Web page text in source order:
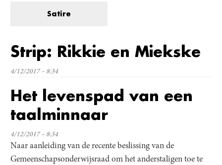
Satire
Strip: Rikkie en Miekske
4/12/2017 – 8:34
Het levenspad van een
taalminnaar
4/12/2017 – 8:34
Naar aanleiding van de recente beslissing van de
Gemeenschapsonderwijsraad om het anderstaligen toe te